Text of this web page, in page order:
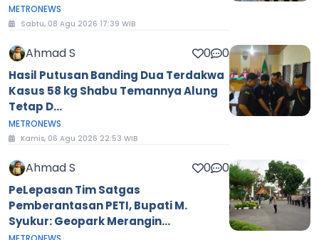
METRONEWS
Sabtu, 08 Agu 2026 17:39 WIB
Ahmad S 0 0
Hasil Putusan Banding Dua Terdakwa
Kasus 58 kg Shabu Temannya Alung
Tetap D...
METRONEWS
Kamis, 06 Agu 2026 22:53 WIB
Ahmad S 0 0
PeLepasan Tim Satgas
Pemberantasan PETI, Bupati M.
Syukur: Geopark Merangin...